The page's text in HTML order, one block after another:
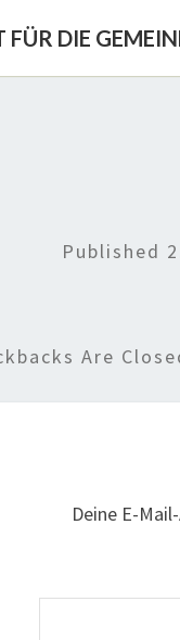
DIE
Published
Are
Deine E-